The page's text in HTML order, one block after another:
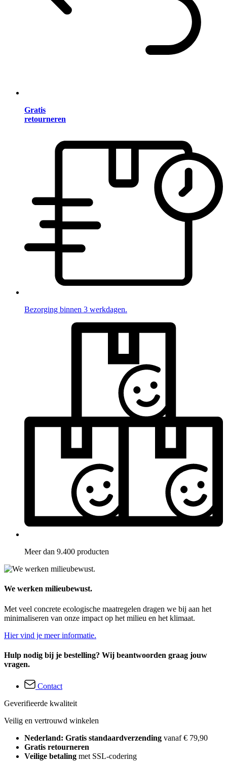
Gratis
retourneren
Bezorging binnen 3 werkdagen.
Meer dan 9.400 producten
We werken milieubewust.
Met veel concrete ecologische maatregelen dragen we bij aan het
minimaliseren van onze impact op het milieu en het klimaat.
Hier vind je meer informatie.
Hulp nodig bij je bestelling? Wij beantwoorden graag jouw
vragen.
Contact
Geverifieerde kwaliteit
Veilig en vertrouwd winkelen
Nederland: Gratis standaardverzending vanaf € 79,90
Gratis retourneren
Veilige betaling met SSL-codering